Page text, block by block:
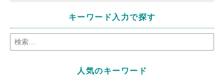
キーワード入力で探す
人気のキーワード